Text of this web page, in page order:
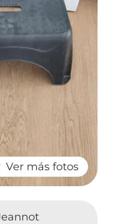
Ver más fotos